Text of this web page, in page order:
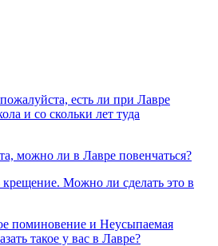
есть ли при Лавре
и со скольки лет туда
можно ли в Лавре повенчаться?
Можно ли сделать это в
поминовение и Неусыпаемая
такое у вас в Лавре?